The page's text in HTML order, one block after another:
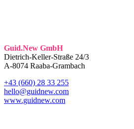
Guid.New GmbH
Dietrich-Keller-Straße 24/3
A-8074 Raaba-Grambach
+43 (660) 28 33 255
hello@guidnew.com
www.guidnew.com